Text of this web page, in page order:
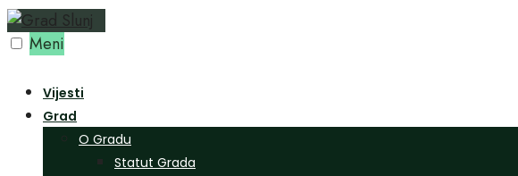
Preskoči
na Meni
Vijesti
Grad
O Gradu
Statut Grada